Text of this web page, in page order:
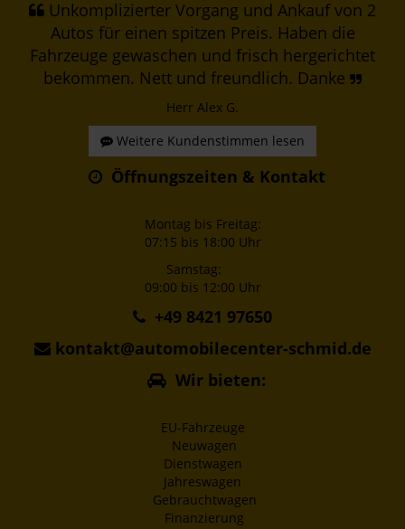
Unkomplizierter Vorgang und Ankauf von 2
Autos für einen spitzen Preis. Haben die
Fahrzeuge gewaschen und frisch hergerichtet
bekommen. Nett und freundlich. Danke
Herr Alex G.
Weitere Kundenstimmen lesen
Öffnungszeiten & Kontakt
Montag bis Freitag:
07:15 bis 18:00 Uhr
Samstag:
09:00 bis 12:00 Uhr
+49 8421 97650
kontakt@automobilecenter-schmid.de
Wir bieten:
EU-Fahrzeuge
Neuwagen
Dienstwagen
Jahreswagen
Gebrauchtwagen
Finanzierung